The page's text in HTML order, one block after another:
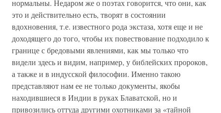
нормальны. Недаром же о поэтах говорится, что они, как
это и действительно есть, творят в состоянии
вдохновения, т.е. известного рода экстаза, хотя еще и не
доходящего до того, чтобы их повествование подходило к
границе с бредовыми явлениями, как мы только что
видели здесь и видим, например, у библейских пророков,
а также и в индусской философии. Именно такою
представляют нам ее не только документы, якобы
находившиеся в Индии в руках Блаватской, но и
привозились оттуда другими охотниками за «тайной